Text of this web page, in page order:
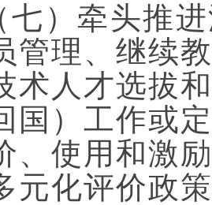
七）牵头推
管理、继续
术人才选拔
国）工作或
、使用和激
元化评价政